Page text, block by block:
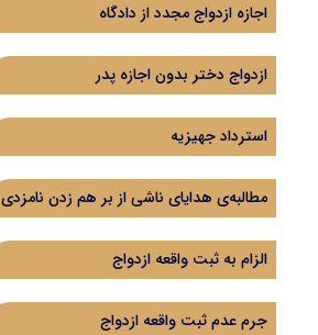
اجازه ازدواج مجدد از دادگاه
ازدواج دختر بدون اجازه پدر
استرداد جهیزیه
مطالبه‌ی هدایای ناشی از بر هم زدن نامزدی
الزام به ثبت واقعه ازدواج
جرم عدم ثبت واقعه ازدواج